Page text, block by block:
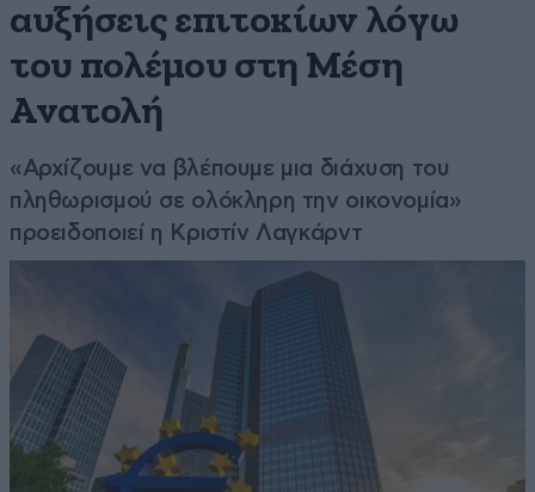
αυξήσεις επιτοκίων λόγω
του πολέμου στη Μέση
Ανατολή
«Αρχίζουμε να βλέπουμε μια διάχυση του
πληθωρισμού σε ολόκληρη την οικονομία»
προειδοποιεί η Κριστίν Λαγκάρντ